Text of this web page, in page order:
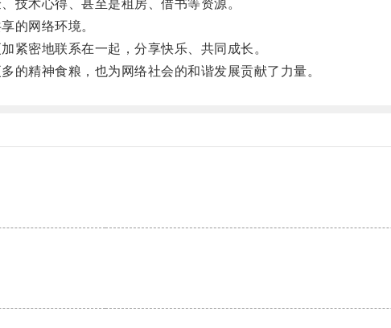
术心得、甚至是租房、借书等资源。
的网络环境。
密地联系在一起，分享快乐、共同成长。
精神食粮，也为网络社会的和谐发展贡献了力量。